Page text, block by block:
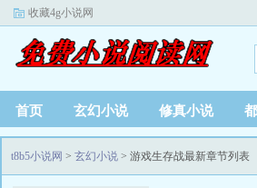
收藏4g小说网
首页 玄幻小说 修真小说
t8b5小说网 > 玄幻小说 > 游戏生存战最新章节列表